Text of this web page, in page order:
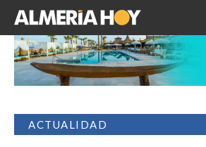
ACTUALIDAD